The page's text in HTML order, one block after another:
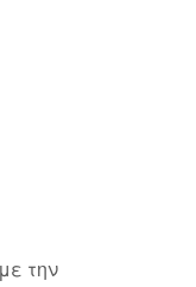
την